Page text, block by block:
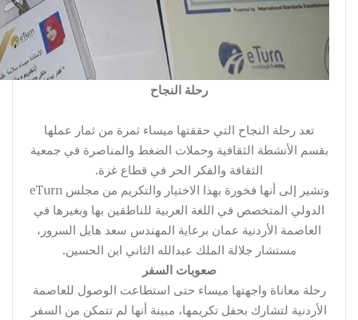
رحلة النجاح
تعد رحلة النجاح التي حققتها ميساء ثمرة من ثمار عملها
بقسم الأنشطة الثقافية وحملات الضغط والمناصرة في جمعية
الثقافة والفكر الحر في قطاع غزة.
وتشير إلى أنها فخورة بهذا الاختيار والتكريم من مجلس eTurn
الدولي المتخصص في اللغة العربية للناطقين بها وبغيرها في
العاصمة الأردنية عمان برعاية المهندس سعد هايل السرور،
مستشار جلالة الملك عبدالله الثاني ابن الحسين.
صعوبات السفر
رحلة معاناة واجهتها ميساء حتى استطاعت الوصول للعاصمة
الأردنية لتشارك بحفل تكريمها، مبينة أنها لم تتمكن من السفر